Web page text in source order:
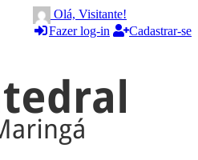
Olá, Visitante!
Fazer log-in
Cadastrar-se